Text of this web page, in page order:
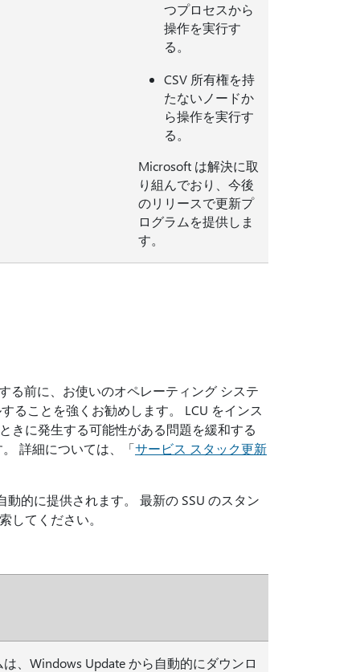
つプロセスから
操作を実行す
る。
CSV 所有権を持
たないノードか
ら操作を実行す
る。
Microsoft は解決に取
り組んでおり、今後
のリリースで更新プ
ログラムを提供しま
す。
る前に、お使いのオペレーティング システ
ることを強くお勧めします。 LCU をインス
きに発生する可能性がある問題を緩和する
詳細については、「サービス スタック更新
動的に提供されます。 最新の SSU のスタン
してください。
、Windows Update から自動的にダウンロ